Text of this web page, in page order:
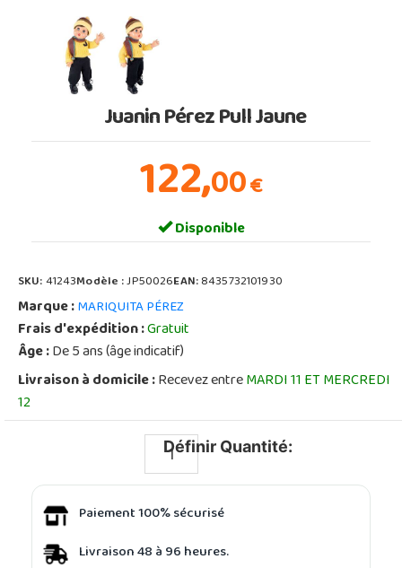
Juanin Pérez Pull Jaune
122,00€
Disponible
SKU:41243Modèle :JP50026EAN:8435732101930
Marque :MARIQUITA PÉREZ
Frais d'expédition :Gratuit
Âge :De 5 ans (âge indicatif)
Livraison à domicile :Recevez entreMARDI 11 ET MERCREDI
12
Définir Quantité:
Paiement 100% sécurisé
Livraison 48 à 96 heures.